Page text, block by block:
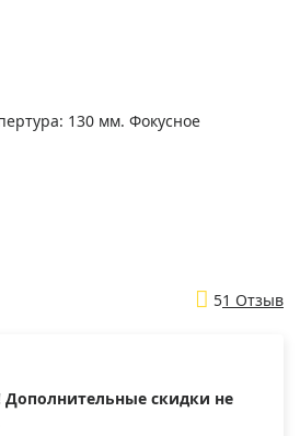
130 мм. Фокусное
51 Отзыв
Дополнительные скидки не